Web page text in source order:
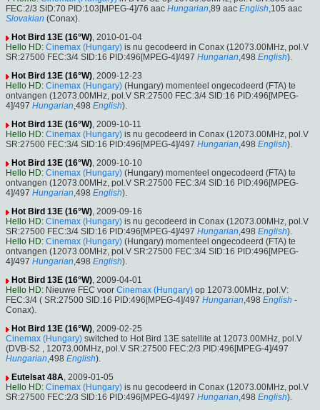
FEC:2/3 SID:70 PID:103[MPEG-4]/76 aac Hungarian,89 aac English,105 aac
Slovakian (Conax).
Hot Bird 13E (16°W), 2010-01-04
Hello HD: Cinemax (Hungary) is nu gecodeerd in Conax (12073.00MHz, pol.V
SR:27500 FEC:3/4 SID:16 PID:496[MPEG-4]/497 Hungarian,498 English).
Hot Bird 13E (16°W), 2009-12-23
Hello HD: Cinemax (Hungary) (Hungary) momenteel ongecodeerd (FTA) te
ontvangen (12073.00MHz, pol.V SR:27500 FEC:3/4 SID:16 PID:496[MPEG-
4]/497 Hungarian,498 English).
Hot Bird 13E (16°W), 2009-10-11
Hello HD: Cinemax (Hungary) is nu gecodeerd in Conax (12073.00MHz, pol.V
SR:27500 FEC:3/4 SID:16 PID:496[MPEG-4]/497 Hungarian,498 English).
Hot Bird 13E (16°W), 2009-10-10
Hello HD: Cinemax (Hungary) (Hungary) momenteel ongecodeerd (FTA) te
ontvangen (12073.00MHz, pol.V SR:27500 FEC:3/4 SID:16 PID:496[MPEG-
4]/497 Hungarian,498 English).
Hot Bird 13E (16°W), 2009-09-16
Hello HD: Cinemax (Hungary) is nu gecodeerd in Conax (12073.00MHz, pol.V
SR:27500 FEC:3/4 SID:16 PID:496[MPEG-4]/497 Hungarian,498 English).
Hello HD: Cinemax (Hungary) (Hungary) momenteel ongecodeerd (FTA) te
ontvangen (12073.00MHz, pol.V SR:27500 FEC:3/4 SID:16 PID:496[MPEG-
4]/497 Hungarian,498 English).
Hot Bird 13E (16°W), 2009-04-01
Hello HD: Nieuwe FEC voor Cinemax (Hungary) op 12073.00MHz, pol.V:
FEC:3/4 ( SR:27500 SID:16 PID:496[MPEG-4]/497 Hungarian,498 English -
Conax).
Hot Bird 13E (16°W), 2009-02-25
Cinemax (Hungary) switched to Hot Bird 13E satellite at 12073.00MHz, pol.V
(DVB-S2 , 12073.00MHz, pol.V SR:27500 FEC:2/3 PID:496[MPEG-4]/497
Hungarian,498 English).
Eutelsat 48A, 2009-01-05
Hello HD: Cinemax (Hungary) is nu gecodeerd in Conax (12073.00MHz, pol.V
SR:27500 FEC:2/3 SID:16 PID:496[MPEG-4]/497 Hungarian,498 English).